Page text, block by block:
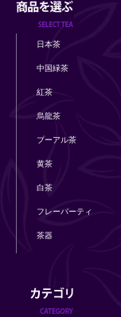
日本茶
中国緑茶
紅茶
烏龍茶
プーアル茶
黄茶
白茶
フレーバーティ
茶器